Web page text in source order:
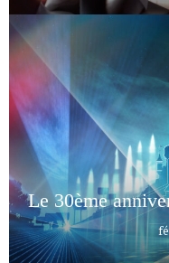
Le 30ème